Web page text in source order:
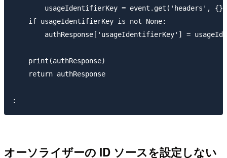
usageIdentifierKey = event.get('headers',
    if usageIdentifierKey is not None:
authResponse['usageIdentifierKey'] =
    print(authResponse)
    return authResponse
オーソライザーの ID ソースを設定しない